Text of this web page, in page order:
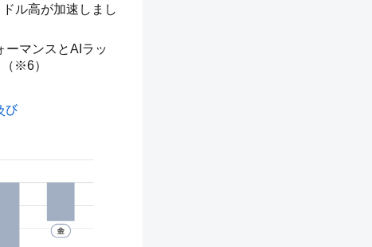
ル高が加速しまし
ーマンスとAIラッ
※6）